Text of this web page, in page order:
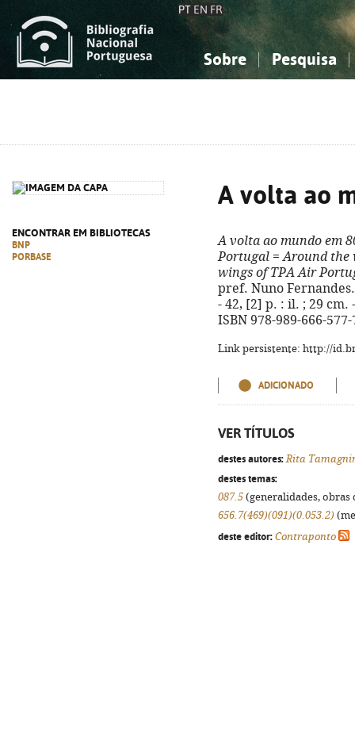
PT EN FR
Sobre Pesquisa
ENCONTRAR EM BIBLIOTECAS
BNP
PORBASE
A volta ao
A volta ao mundo em
Portugal =Around the
wings of TPA Air
pref. Nuno
- 42, [2] p. : il. ; 29
ISBN 978-989-666-577-
Link persistente: http://
ADICIONADO
VER TÍTULOS
destes autores: Rita
destes temas:
087.5 (generalidades,
656.7(469)(091)(0.053.2)
deste editor: Contraponto